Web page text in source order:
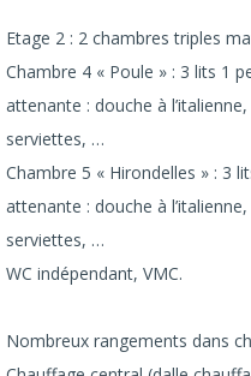
Etage 2 : 2 chambres triples
Chambre 4 « Poule » : 3 lits 1
attenante : douche à
serviettes, …
Chambre 5 « Hirondelles » : 3
attenante : douche à
serviettes, …
WC indépendant, VMC.
Nombreux rangements dans